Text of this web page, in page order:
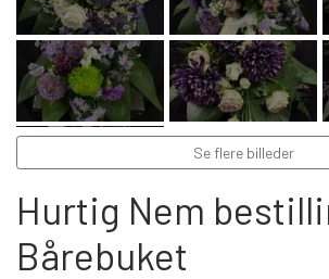
Se flere billeder
Hurtig Nem
Bårebuket